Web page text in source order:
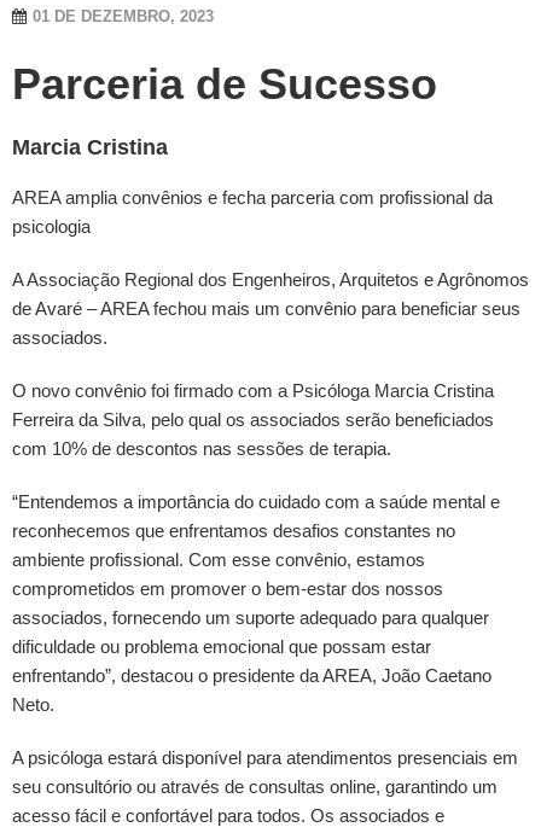
01 DE DEZEMBRO, 2023
Parceria de Sucesso
Marcia Cristina
AREA amplia convênios e fecha parceria com profissional da
psicologia
A Associação Regional dos Engenheiros, Arquitetos e Agrônomos
de Avaré – AREA fechou mais um convênio para beneficiar seus
associados.
O novo convênio foi firmado com a Psicóloga Marcia Cristina
Ferreira da Silva, pelo qual os associados serão beneficiados
com 10% de descontos nas sessões de terapia.
“Entendemos a importância do cuidado com a saúde mental e
reconhecemos que enfrentamos desafios constantes no
ambiente profissional. Com esse convênio, estamos
comprometidos em promover o bem-estar dos nossos
associados, fornecendo um suporte adequado para qualquer
dificuldade ou problema emocional que possam estar
enfrentando”, destacou o presidente da AREA, João Caetano
Neto.
A psicóloga estará disponível para atendimentos presenciais em
seu consultório ou através de consultas online, garantindo um
acesso fácil e confortável para todos. Os associados e